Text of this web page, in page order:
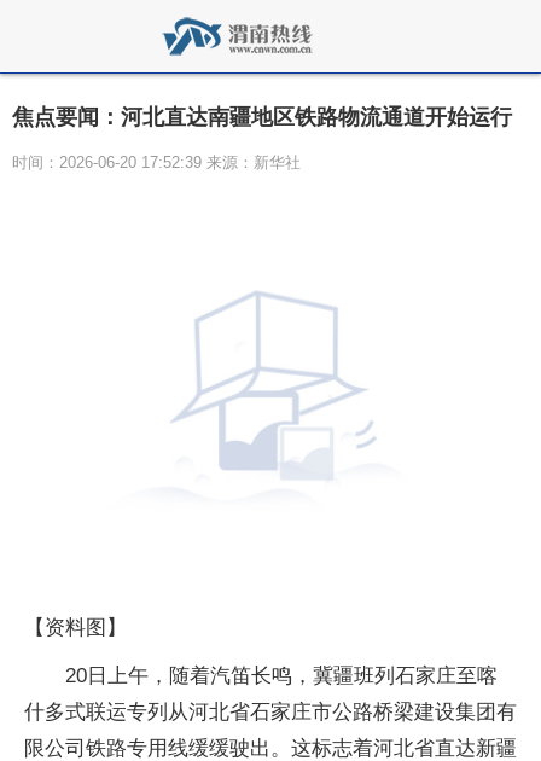
焦点要闻：河北直达南疆地区铁路物流通道开始运行
时间：2026-06-20 17:52:39 来源：新华社
【资料图】
20日上午，随着汽笛长鸣，冀疆班列石家庄至喀
什多式联运专列从河北省石家庄市公路桥梁建设集团有
限公司铁路专用线缓缓驶出。这标志着河北省直达新疆